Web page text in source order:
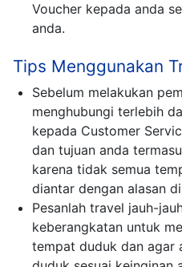
Voucher kepada anda
anda.
Tips Menggunakan
Sebelum melakukan
menghubungi terlebih
kepada Customer
dan tujuan anda
karena tidak semua
diantar dengan alasan
Pesanlah travel jauh-
keberangkatan untuk
tempat duduk dan agar